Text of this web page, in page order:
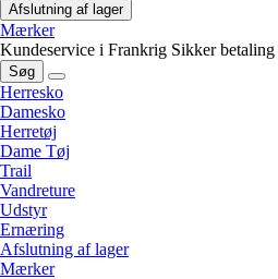
Afslutning af lager
Mærker
Kundeservice i Frankrig Sikker betaling
Søg
Herresko
Damesko
Herretøj
Dame Tøj
Trail
Vandreture
Udstyr
Ernæring
Afslutning af lager
Mærker